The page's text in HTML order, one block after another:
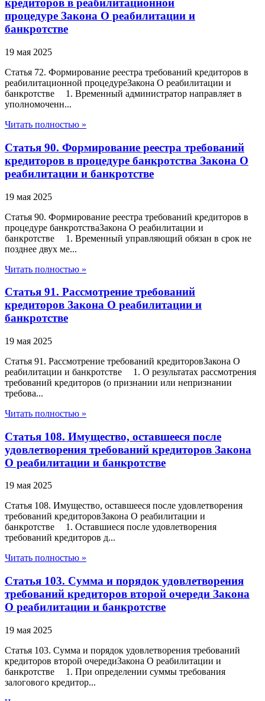
кредиторов в реабилитационной
процедуре Закона О реабилитации и
банкротстве
19 мая 2025
Статья 72. Формирование реестра требований кредиторов в
реабилитационной процедуреЗакона О реабилитации и
банкротстве 1. Временный администратор направляет в
уполномоченн...
Читать полностью »
Статья 90. Формирование реестра требований
кредиторов в процедуре банкротства Закона О
реабилитации и банкротстве
19 мая 2025
Статья 90. Формирование реестра требований кредиторов в
процедуре банкротстваЗакона О реабилитации и
банкротстве 1. Временный управляющий обязан в срок не
позднее двух ме...
Читать полностью »
Статья 91. Рассмотрение требований
кредиторов Закона О реабилитации и
банкротстве
19 мая 2025
Статья 91. Рассмотрение требований кредиторовЗакона О
реабилитации и банкротстве 1. О результатах рассмотрения
требований кредиторов (о признании или непризнании
требова...
Читать полностью »
Статья 108. Имущество, оставшееся после
удовлетворения требований кредиторов Закона
О реабилитации и банкротстве
19 мая 2025
Статья 108. Имущество, оставшееся после удовлетворения
требований кредиторовЗакона О реабилитации и
банкротстве 1. Оставшиеся после удовлетворения
требований кредиторов д...
Читать полностью »
Статья 103. Сумма и порядок удовлетворения
требований кредиторов второй очереди Закона
О реабилитации и банкротстве
19 мая 2025
Статья 103. Сумма и порядок удовлетворения требований
кредиторов второй очередиЗакона О реабилитации и
банкротстве 1. При определении суммы требования
залогового кредитор...